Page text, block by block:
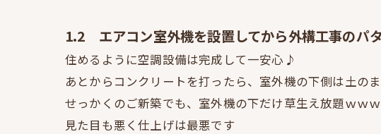
1.2 エアコン室外機を設置してから外構工事のパ
住めるように空調設備は完成して一安心♪
あとからコンクリートを打ったら、室外機の下側は土のま
せっかくのご新築でも、室外機の下だけ草生え放題ｗｗｗ
見た目も悪く仕上げは最悪です